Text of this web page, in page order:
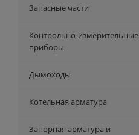
Запасные части
Контрольно-измерительные
приборы
Дымоходы
Котельная арматура
Запорная арматура и